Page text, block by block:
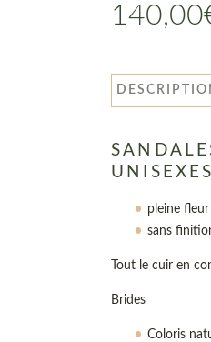
140,00
pleine
sans
Tout le cuir en
Brides
Coloris